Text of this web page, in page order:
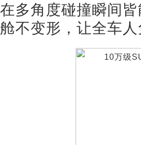
在多角度碰撞瞬间
舱不变形，让全车